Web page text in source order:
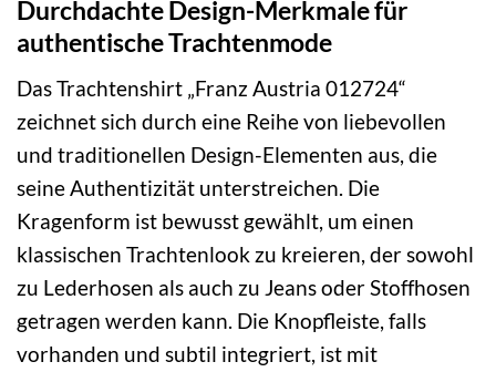
Durchdachte Design-Merkmale für
authentische Trachtenmode
Das Trachtenshirt „Franz Austria 012724“
zeichnet sich durch eine Reihe von liebevollen
und traditionellen Design-Elementen aus, die
seine Authentizität unterstreichen. Die
Kragenform ist bewusst gewählt, um einen
klassischen Trachtenlook zu kreieren, der sowohl
zu Lederhosen als auch zu Jeans oder Stoffhosen
getragen werden kann. Die Knopfleiste, falls
vorhanden und subtil integriert, ist mit